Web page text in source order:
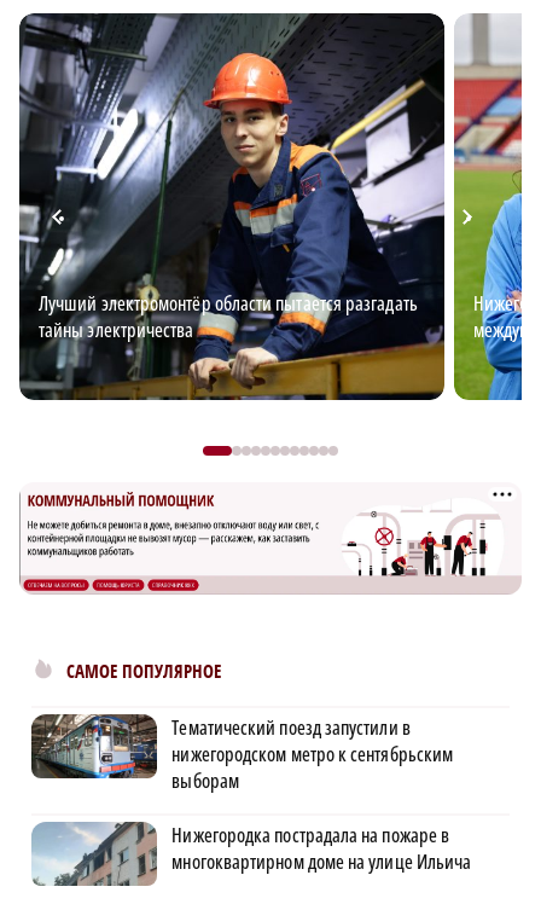
Лучший электромонтёр области пытается разгадать
тайны электричества
САМОЕ ПОПУЛЯРНОЕ
Тематический поезд запустили в
нижегородском метро к сентябрьским
выборам
Нижегородка пострадала на пожаре в
многоквартирном доме на улице Ильича